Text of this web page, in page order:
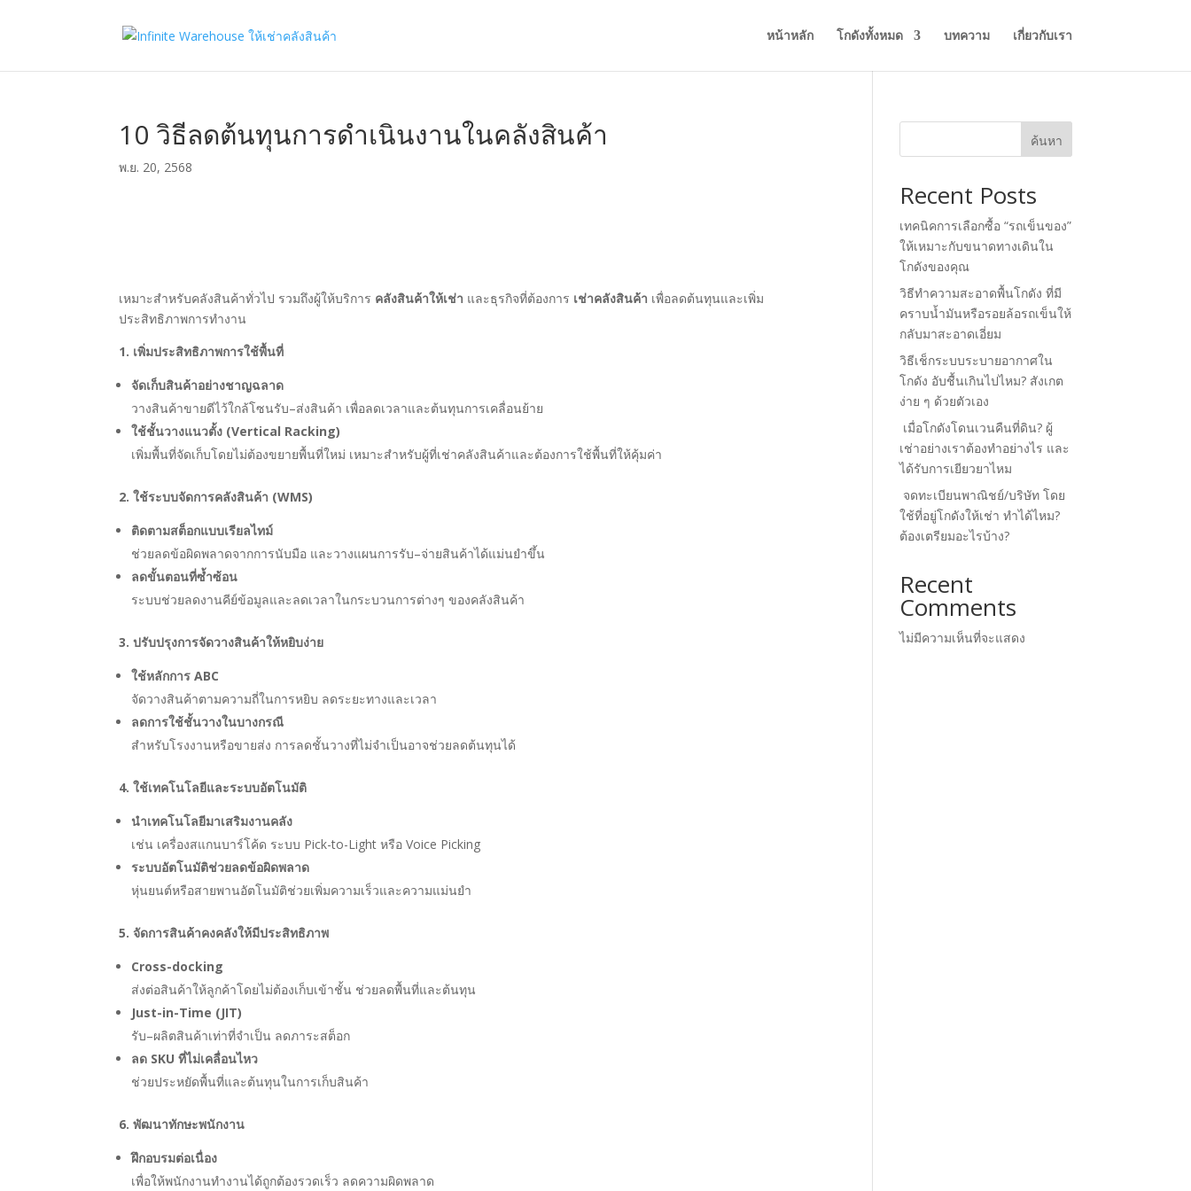
หน้าหลัก โกดังทั้งหมด บทความ เกี่ยวกับเรา
10 วิธีลดต้นทุนการดำเนินงานในคลังสินค้า
พ.ย. 20, 2568
เหมาะสำหรับคลังสินค้าทั่วไป รวมถึงผู้ให้บริการ คลังสินค้าให้เช่า และธุรกิจที่ต้องการ เช่าคลังสินค้า เพื่อลดต้นทุนและเพิ่ม
ประสิทธิภาพการทำงาน
1. เพิ่มประสิทธิภาพการใช้พื้นที่
จัดเก็บสินค้าอย่างชาญฉลาด
วางสินค้าขายดีไว้ใกล้โซนรับ–ส่งสินค้า เพื่อลดเวลาและต้นทุนการเคลื่อนย้าย
ใช้ชั้นวางแนวตั้ง (Vertical Racking)
เพิ่มพื้นที่จัดเก็บโดยไม่ต้องขยายพื้นที่ใหม่ เหมาะสำหรับผู้ที่เช่าคลังสินค้าและต้องการใช้พื้นที่ให้คุ้มค่า
2. ใช้ระบบจัดการคลังสินค้า (WMS)
ติดตามสต็อกแบบเรียลไทม์
ช่วยลดข้อผิดพลาดจากการนับมือ และวางแผนการรับ–จ่ายสินค้าได้แม่นยำขึ้น
ลดขั้นตอนที่ซ้ำซ้อน
ระบบช่วยลดงานคีย์ข้อมูลและลดเวลาในกระบวนการต่างๆ ของคลังสินค้า
3. ปรับปรุงการจัดวางสินค้าให้หยิบง่าย
ใช้หลักการ ABC
จัดวางสินค้าตามความถี่ในการหยิบ ลดระยะทางและเวลา
ลดการใช้ชั้นวางในบางกรณี
สำหรับโรงงานหรือขายส่ง การลดชั้นวางที่ไม่จำเป็นอาจช่วยลดต้นทุนได้
4. ใช้เทคโนโลยีและระบบอัตโนมัติ
นำเทคโนโลยีมาเสริมงานคลัง
เช่น เครื่องสแกนบาร์โค้ด ระบบ Pick-to-Light หรือ Voice Picking
ระบบอัตโนมัติช่วยลดข้อผิดพลาด
หุ่นยนต์หรือสายพานอัตโนมัติช่วยเพิ่มความเร็วและความแม่นยำ
5. จัดการสินค้าคงคลังให้มีประสิทธิภาพ
Cross-docking
ส่งต่อสินค้าให้ลูกค้าโดยไม่ต้องเก็บเข้าชั้น ช่วยลดพื้นที่และต้นทุน
Just-in-Time (JIT)
รับ–ผลิตสินค้าเท่าที่จำเป็น ลดภาระสต็อก
ลด SKU ที่ไม่เคลื่อนไหว
ช่วยประหยัดพื้นที่และต้นทุนในการเก็บสินค้า
6. พัฒนาทักษะพนักงาน
ฝึกอบรมต่อเนื่อง
เพื่อให้พนักงานทำงานได้ถูกต้องรวดเร็ว ลดความผิดพลาด
ค้นหา
Recent Posts
เทคนิคการเลือกซื้อ “รถเข็นของ”
ให้เหมาะกับขนาดทางเดินใน
โกดังของคุณ
วิธีทำความสะอาดพื้นโกดัง ที่มี
คราบน้ำมันหรือรอยล้อรถเข็นให้
กลับมาสะอาดเอี่ยม
วิธีเช็กระบบระบายอากาศใน
โกดัง อับชื้นเกินไปไหม? สังเกต
ง่าย ๆ ด้วยตัวเอง
เมื่อโกดังโดนเวนคืนที่ดิน? ผู้
เช่าอย่างเราต้องทำอย่างไร และ
ได้รับการเยียวยาไหม
จดทะเบียนพาณิชย์/บริษัท โดย
ใช้ที่อยู่โกดังให้เช่า ทำได้ไหม?
ต้องเตรียมอะไรบ้าง?
Recent
Comments
ไม่มีความเห็นที่จะแสดง